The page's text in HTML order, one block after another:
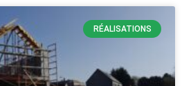
RÉALISATIONS